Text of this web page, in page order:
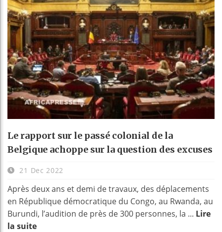
Bénin : Patrice
Le rapport sur le passé colonial de la
Belgique achoppe sur la question des excuses
21 Dec 2022
Après deux ans et demi de travaux, des déplacements
en République démocratique du Congo, au Rwanda, au
Burundi, l’audition de près de 300 personnes, la ... Lire
la suite